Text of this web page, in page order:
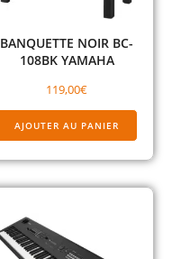
BANQUETTE NOIR BC-
108BK YAMAHA
119,00€
AJOUTER AU PANIER